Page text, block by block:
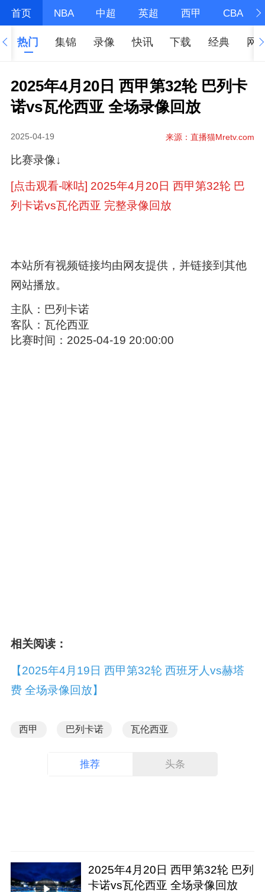
首页 NBA 中超 英超 西甲 CBA
热门 集锦 录像 快讯 下载 经典 网
2025年4月20日 西甲第32轮 巴列卡
诺vs瓦伦西亚 全场录像回放
2025-04-19 来源：直播猫Mretv.com
比赛录像↓
[点击观看-咪咕] 2025年4月20日 西甲第32轮 巴
列卡诺vs瓦伦西亚 完整录像回放
本站所有视频链接均由网友提供，并链接到其他
网站播放。
主队：巴列卡诺
客队：瓦伦西亚
比赛时间：2025-04-19 20:00:00
相关阅读：
【2025年4月19日 西甲第32轮 西班牙人vs赫塔
费 全场录像回放】
西甲 巴列卡诺 瓦伦西亚
推荐 头条
2025年4月20日 西甲第32轮 巴列
卡诺vs瓦伦西亚 全场录像回放